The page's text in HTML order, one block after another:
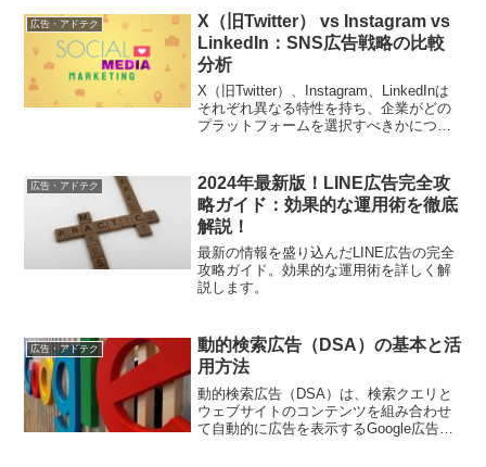
す。
広告・アドテク
X（旧Twitter） vs Instagram vs
LinkedIn：SNS広告戦略の比較
分析
X（旧Twitter）、Instagram、LinkedInは
それぞれ異なる特性を持ち、企業がどの
プラットフォームを選択すべきかについ
ト、最適な使用シナリオについて詳細に
分析します。
広告・アドテク
2024年最新版！LINE広告完全攻
略ガイド：効果的な運用術を徹底
解説！
最新の情報を盛り込んだLINE広告の完全
攻略ガイド。効果的な運用術を詳しく解
説します。
広告・アドテク
動的検索広告（DSA）の基本と活
用方法
動的検索広告（DSA）は、検索クエリと
ウェブサイトのコンテンツを組み合わせ
て自動的に広告を表示するGoogle広告の